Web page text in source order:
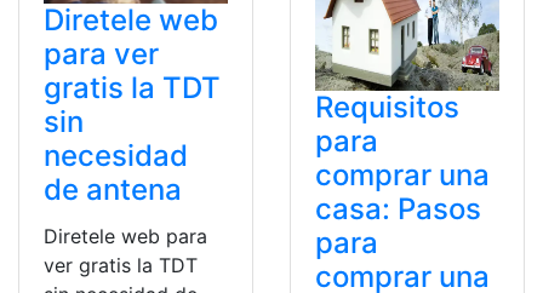
Diretele web
para ver
gratis la TDT
sin
necesidad
de antena
Diretele web para
ver gratis la TDT
Requisitos
para
comprar una
casa: Pasos
para
comprar una